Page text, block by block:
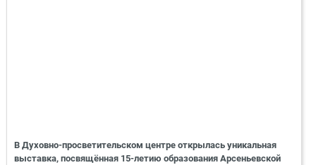
В Духовно-просветительском центре открылась уникальная
выставка, посвящённая 15-летию образования Арсеньевской